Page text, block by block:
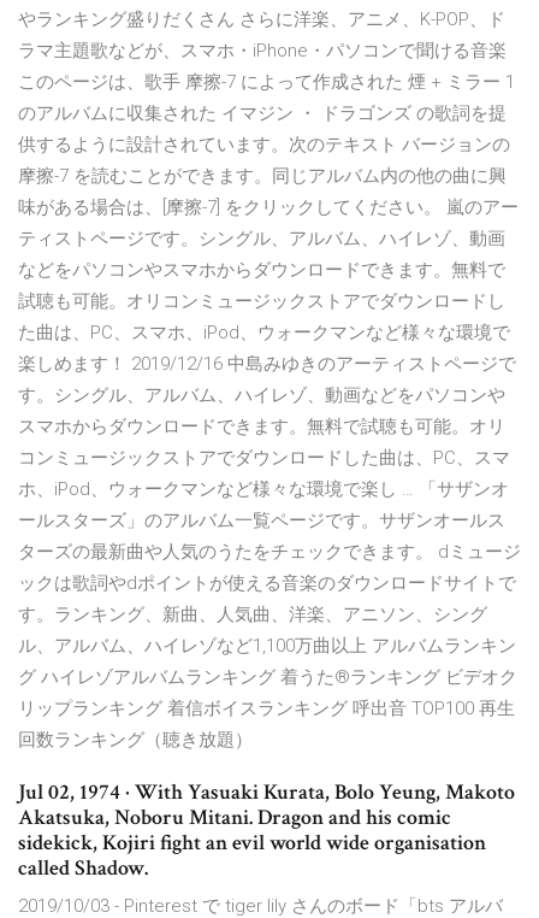
やランキング盛りだくさん さらに洋楽、アニメ、K-POP、ド
ラマ主題歌などが、スマホ・iPhone・パソコンで聞ける音楽
このページは、歌手 摩擦-7 によって作成された 煙 + ミラー 1
のアルバムに収集された イマジン ・ ドラゴンズ の歌詞を提
供するように設計されています。次のテキスト バージョンの
摩擦-7 を読むことができます。同じアルバム内の他の曲に興
味がある場合は、[摩擦-7] をクリックしてください。 嵐のアー
ティストページです。シングル、アルバム、ハイレゾ、動画
などをパソコンやスマホからダウンロードできます。無料で
試聴も可能。オリコンミュージックストアでダウンロードし
た曲は、PC、スマホ、iPod、ウォークマンなど様々な環境で
楽しめます！ 2019/12/16 中島みゆきのアーティストページで
す。シングル、アルバム、ハイレゾ、動画などをパソコンや
スマホからダウンロードできます。無料で試聴も可能。オリ
コンミュージックストアでダウンロードした曲は、PC、スマ
ホ、iPod、ウォークマンなど様々な環境で楽し … 「サザンオ
ールスターズ」のアルバム一覧ページです。サザンオールス
ターズの最新曲や人気のうたをチェックできます。 dミュージ
ックは歌詞やdポイントが使える音楽のダウンロードサイトで
す。ランキング、新曲、人気曲、洋楽、アニソン、シング
ル、アルバム、ハイレゾなど1,100万曲以上 アルバムランキン
グ ハイレゾアルバムランキング 着うた®ランキング ビデオク
リップランキング 着信ボイスランキング 呼出音 TOP100 再生
回数ランキング（聴き放題）
Jul 02, 1974 · With Yasuaki Kurata, Bolo Yeung, Makoto
Akatsuka, Noboru Mitani. Dragon and his comic
sidekick, Kojiri fight an evil world wide organisation
called Shadow.
2019/10/03 - Pinterest で tiger lily さんのボード「bts アルバ